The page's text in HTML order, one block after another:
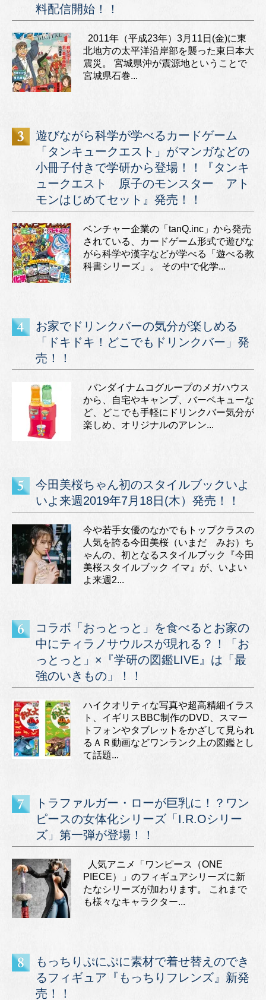
料配信開始！！
2011年（平成23年）3月11日(金)に東
北地方の太平洋沿岸部を襲った東日本大
震災。 宮城県沖が震源地ということで
宮城県石巻...
遊びながら科学が学べるカードゲーム
「タンキュークエスト」がマンガなどの
小冊子付きで学研から登場！！『タンキ
ュークエスト 原子のモンスター アト
モンはじめてセット』発売！！
ベンチャー企業の「tanQ.inc」から発売
されている、カードゲーム形式で遊びな
がら科学や漢字などが学べる「遊べる教
科書シリーズ」。 その中で化学...
お家でドリンクバーの気分が楽しめる
「ドキドキ！どこでもドリンクバー」発
売！！
バンダイナムコグループのメガハウス
から、自宅やキャンプ、バーベキューな
ど、どこでも手軽にドリンクバー気分が
楽しめ、オリジナルのアレン...
今田美桜ちゃん初のスタイルブックいよ
いよ来週2019年7月18日(木）発売！！
今や若手女優のなかでもトップクラスの
人気を誇る今田美桜（いまだ みお）ち
ゃんの、初となるスタイルブック『今田
美桜スタイルブック イマ』が、いよい
よ来週2...
コラボ「おっとっと」を食べるとお家の
中にティラノサウルスが現れる？！「お
っとっと」×『学研の図鑑LIVE』は「最
強のいきもの」！！
ハイクオリティな写真や超高精細イラス
ト、イギリスBBC制作のDVD、スマー
トフォンやタブレットをかざして見られ
るＡＲ動画などワンランク上の図鑑とし
て話題...
トラファルガー・ローが巨乳に！？ワン
ピースの女体化シリーズ「I.R.Oシリー
ズ」第一弾が登場！！
人気アニメ「ワンピース（ONE
PIECE）」のフィギュアシリーズに新
たなシリーズが加わります。 これまで
も様々なキャラクター...
もっちりぷにぷに素材で着せ替えのでき
るフィギュア『もっちりフレンズ』新発
売！！